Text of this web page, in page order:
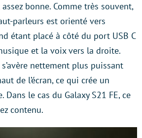
bonne. Comme très souvent,
parleurs est orienté vers
étant placé à côté du port USB C
et la voix vers la droite.
nettement plus puissant
de l’écran, ce qui crée un
le cas du Galaxy S21 FE, ce
contenu.